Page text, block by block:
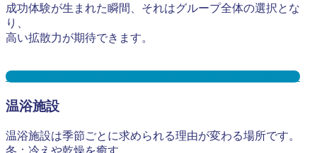
成功体験が生まれた瞬間、それはグループ全体の選択とな
り、
高い拡散力が期待できます。
キャンプ場サンプリングとは？メリット３選と事例を紹介
温浴施設
温浴施設は季節ごとに求められる理由が変わる場所です。